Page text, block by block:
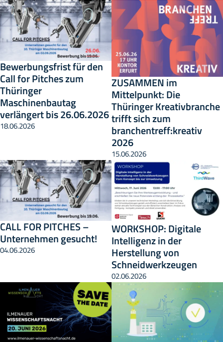
Bewerbungsfrist für den
Call for Pitches zum
Thüringer
Maschinenbautag
verlängert bis 26.06.2026
18.06.2026
ZUSAMMEN im
Mittelpunkt: Die
Thüringer Kreativbranche
trifft sich zum
branchentreff:kreativ
2026
15.06.2026
CALL FOR PITCHES –
Unternehmen gesucht!
04.06.2026
WORKSHOP: Digitale
Intelligenz in der
Herstellung von
Schneidwerkzeugen
02.06.2026